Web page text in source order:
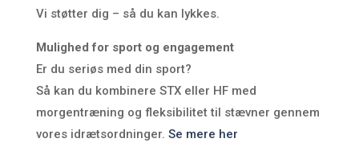
Vi støtter dig – så du kan lykkes.
Mulighed for sport og engagement
Er du seriøs med din sport?
Så kan du kombinere STX eller HF med
morgentræning og fleksibilitet til stævner gennem
vores idrætsordninger. Se mere her